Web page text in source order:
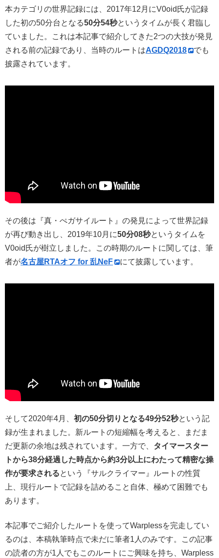
本カテゴリの世界記録には、2017年12月にV0oid氏が記録
した初の50分台となる50分54秒というタイムが長く君臨し
ていました。これは本記事で紹介してきた2つの大技が発見
される前の記録であり、当時のルートはAGDQ2018
でも
披露されています。
その後は『真・ぺガサイルート』の発見によって世界記録
が再び動き出し、2019年10月に50分08秒というタイムを
V0oid氏が樹立しました。この時期のルートに関しては、筆
者が名古屋RTAオフ for 乱NeF にて披露しています。
そして2020年4月、 初の50分切りとなる49分52秒という記
録が生まれました。新ルートの短縮幅を考えると、まだま
だ更新の余地は残されています。一方で、 タイマースター
トから38分経過した時点から約3分以上にわたって精密な操
作が要求されるという『サルクライマー』ルートの性質
上、現行ルートで記録を詰めること自体、極めて困難でも
あります。
本記事でご紹介したルートを使ってWarplessを完走してい
るのは、本稿執筆時点で未だに筆者1人のみです。この記事
の読者の方が1人でもこのルートにご興味を持ち、Warpless